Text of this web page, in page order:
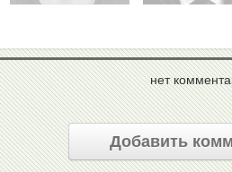
нет
Добавить